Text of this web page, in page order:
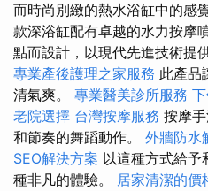
而時尚別緻的熱水浴缸中的感
款深浴缸配有卓越的水力按摩
點而設計，以現代先進技術提
專業產後護理之家服務 此產品
清氣爽。 專業醫美診所服務
老院選擇 台灣按摩服務 按摩
和節奏的舞蹈動作。 外牆防水
SEO解決方案 以這種方式給予
種非凡的體驗。 居家清潔的價